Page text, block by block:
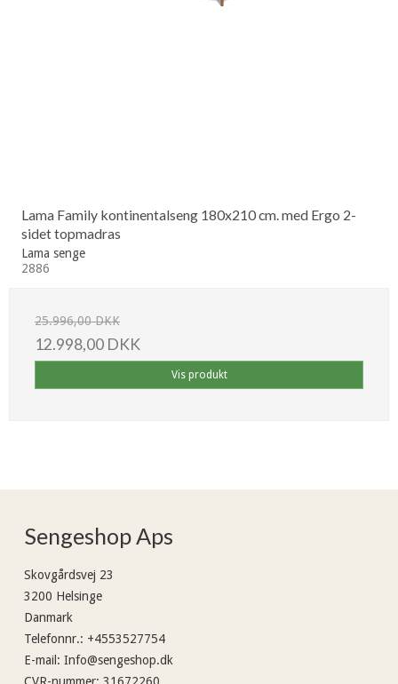
Lama Family kontinentalseng 180x210 cm. med Ergo 2-
sidet topmadras
Lama senge
2886
25.996,00 DKK
12.998,00 DKK
Vis produkt
Sengeshop Aps
Skovgårdsvej 23
3200 Helsinge
Danmark
Telefonnr.: +4553527754
E-mail : Info@sengeshop.dk
CVR-nummer: 31672260